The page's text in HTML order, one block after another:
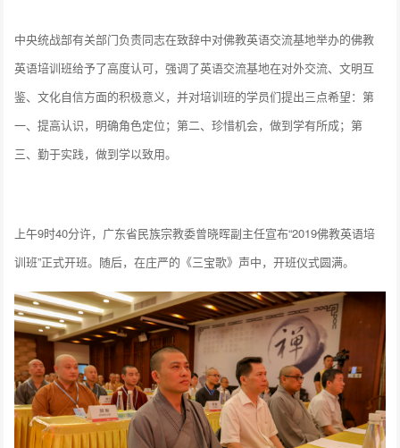
中央统战部有关部门负责同志在致辞中对佛教英语交流基地举办的佛教
英语培训班给予了高度认可，强调了英语交流基地在对外交流、文明互
鉴、文化自信方面的积极意义，并对培训班的学员们提出三点希望：第
一、提高认识，明确角色定位；第二、珍惜机会，做到学有所成；第
三、勤于实践，做到学以致用。
上午9时40分许，广东省民族宗教委曾晓晖副主任宣布“2019佛教英语培
训班”正式开班。随后，在庄严的《三宝歌》声中，开班仪式圆满。